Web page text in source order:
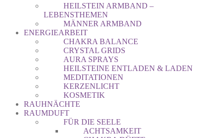
HEILSTEIN ARMBAND –
LEBENSTHEMEN
MÄNNER ARMBAND
ENERGIEARBEIT
CHAKRA BALANCE
CRYSTAL GRIDS
AURA SPRAYS
HEILSTEINE ENTLADEN & LADEN
MEDITATIONEN
KERZENLICHT
KOSMETIK
RAUHNÄCHTE
RAUMDUFT
FÜR DIE SEELE
ACHTSAMKEIT